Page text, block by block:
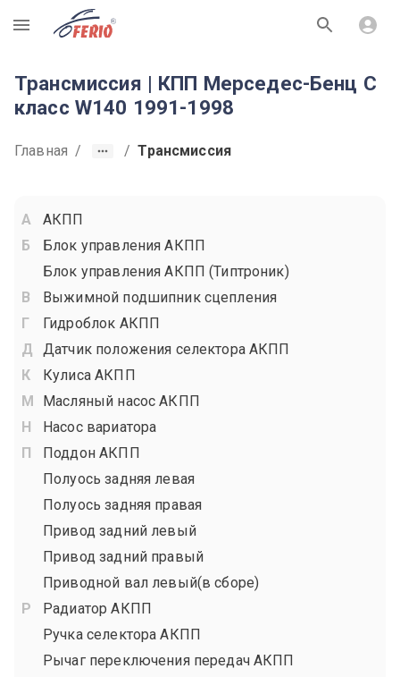
R
Трансмиссия | КПП Мерседес-Бенц С
класс W140 1991-1998
Главная / / Трансмиссия
АКПП
Блок управления АКПП
Блок управления АКПП (Типтроник)
Выжимной подшипник сцепления
Гидроблок АКПП
Датчик положения селектора АКПП
Кулиса АКПП
Масляный насос АКПП
Насос вариатора
Поддон АКПП
Полуось задняя левая
Полуось задняя правая
Привод задний левый
Привод задний правый
Приводной вал левый(в сборе)
Радиатор АКПП
Ручка селектора АКПП
Рычаг переключения передач АКПП